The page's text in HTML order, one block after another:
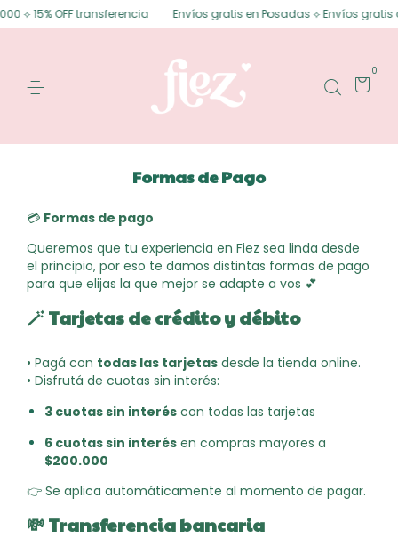
⟡ 15% OFF transferencia Envíos gratis en Posadas ⟡ Envíos gratis
0
Formas de Pago
💳 Formas de pago
Queremos que tu experiencia en Fiez sea linda desde
el principio, por eso te damos distintas formas de pago
para que elijas la que mejor se adapte a vos 💕
🪄Tarjetas de crédito y débito
• Pagá con todas las tarjetas desde la tienda online.
• Disfrutá de cuotas sin interés:
3 cuotas sin interés con todas las tarjetas
6 cuotas sin interés en compras mayores a
$200.000
👉 Se aplica automáticamente al momento de pagar.
💸Transferencia bancaria